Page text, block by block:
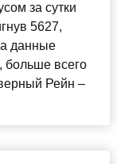
за сутки
5627,
данные
больше всего
Рейн –